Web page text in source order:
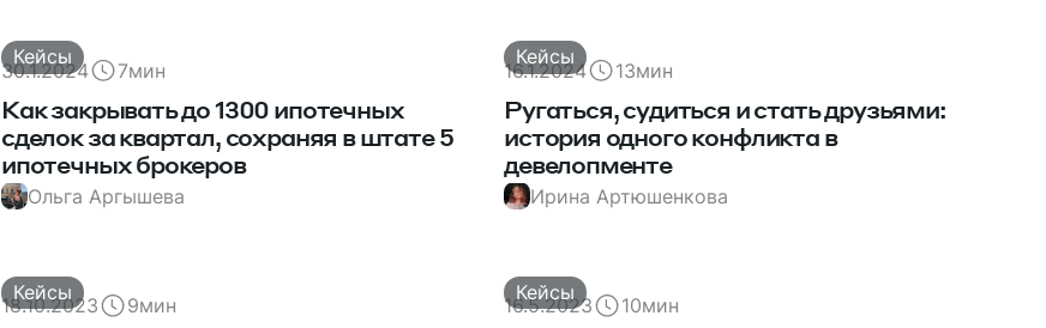
30.1.2024 7мин
Как закрывать до 1300 ипотечных
сделок за квартал, сохраняя в штате 5
ипотечных брокеров
Ольга Аргышева
Кейсы
16.1.2024 13мин
Ругаться, судиться и стать друзьями:
история одного конфликта в
девелопменте
Ирина Артюшенкова
Кейсы
18.10.2023 9мин
Кейсы
16.5.2023 10мин
Кейсы